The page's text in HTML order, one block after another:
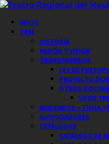
Saltar
contenido
Menú
principal
INICIO
TRM
HISTORIA
MISIÓN Y VISIÓN
TRANSPARENCIA
LEY DE
PROYECTO OCM
OTROS
LOGO
ARRIENDOS – FICHA
AUSPICIADORES
CATÁLOGOS
CATÁLOGO DE